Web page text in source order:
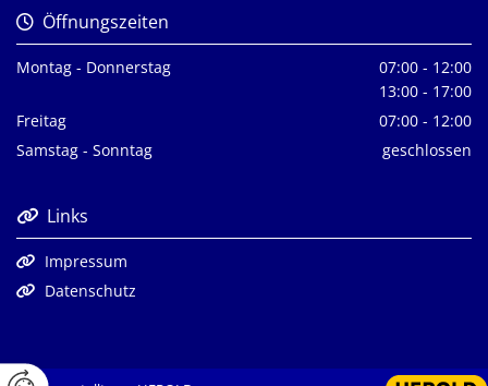
 Öffnungszeiten
Montag - Donnerstag
07:00 - 12:00
13:00 - 17:00
Freitag
07:00 - 12:00
Samstag - Sonntag
geschlossen
 Links
 Impressum
 Datenschutz